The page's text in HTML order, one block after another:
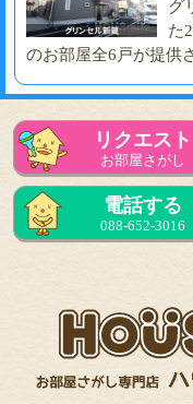
グ
た
のお部屋全6戸が提供
リクエスト
お部屋さがし
電話する
088-652-3016